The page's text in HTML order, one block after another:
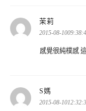
茉莉
示:
2015-08-
感覺很純樸感
S媽
示:
2015-08-